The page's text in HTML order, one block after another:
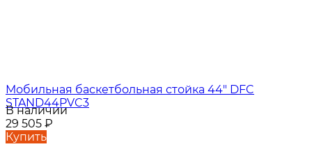
Мобильная баскетбольная стойка 44" DFC
STAND44PVC3
В наличии
29 505 ₽
Купить